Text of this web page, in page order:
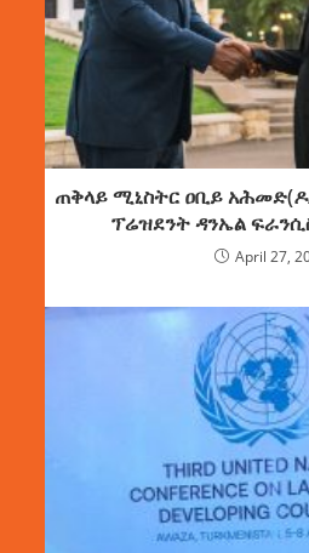
ጠቅላይ ሚኒስትር ዐቢይ
ፕሬዝደንት ዳንኤል
April 27,